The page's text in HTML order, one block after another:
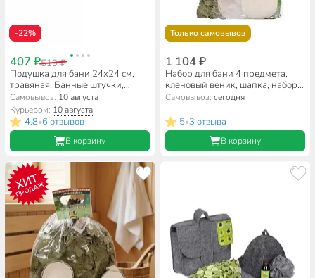
-22%
407 ₽519 ₽
Подушка для бани 24х24 см,
травяная, Банные штучки,
Антистресс, 33447
Самовывоз: 10 августа
Курьером: 10 августа
4.8•6 отзывов
В корзину
Только самовывоз
1 104 ₽
Набор для бани 4 предмета,
кленовый веник, шапка, набор
масел, коврик, Ароматный №3,
Самовывоз: сегодня
5•3 отзыва
В корзину
ХИТ
ПРОДАЖ